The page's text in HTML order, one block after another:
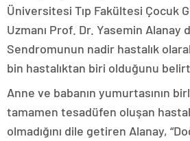
Üniversitesi Tıp Fakültesi Çocuk
Uzmanı Prof. Dr. Yasemin Alanay
Sendromunun nadir hastalık
bin hastalıktan biri olduğunu
Anne ve babanın yumurtasının
tamamen tesadüfen oluşan
olmadığını dile getiren Alanay,